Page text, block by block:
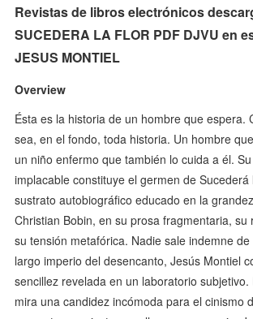
Revistas de libros electrónicos
SUCEDERA LA FLOR PDF DJVU en
JESUS MONTIEL
Overview
Ésta es la historia de un hombre que espera.
sea, en el fondo, toda historia. Un hombre
un niño enfermo que también lo cuida a él.
implacable constituye el germen de Sucederá
sustrato autobiográfico educado en la
Christian Bobin, en su prosa fragmentaria, su
su tensión metafórica. Nadie sale indemne
largo imperio del desencanto, Jesús Montiel
sencillez revelada en un laboratorio subjetivo.
mira una candidez incómoda para el cinismo